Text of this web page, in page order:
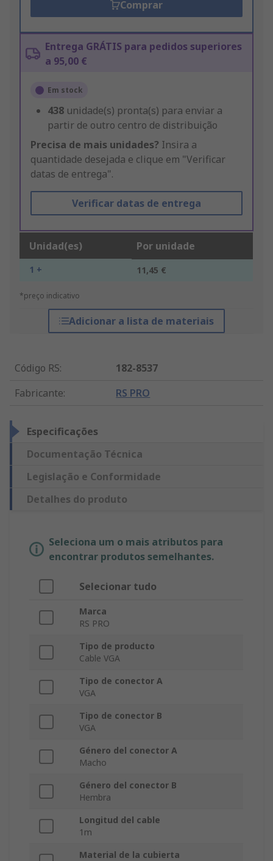
Comprar
Entrega GRÁTIS para pedidos superiores
a 95,00 €
Em stock
438 unidade(s) pronta(s) para enviar a
partir de outro centro de distribuição
Precisa de mais unidades? Insira a
quantidade desejada e clique em "Verificar
datas de entrega".
Verificar datas de entrega
Unidad(es) Por unidade
1 + 11,45 €
*preço indicativo
Adicionar a lista de materiais
Código RS:
182-8537
Fabricante: RS PRO
Especificações
Documentação Técnica
Legislação e Conformidade
Detalhes do produto
Seleciona um o mais atributos para
encontrar produtos semelhantes.
Selecionar tudo
Marca
RS PRO
Tipo de producto
Cable VGA
Tipo de conector A
VGA
Tipo de conector B
VGA
Género del conector A
Macho
Género del conector B
Hembra
Longitud del cable
1m
Material de la cubierta